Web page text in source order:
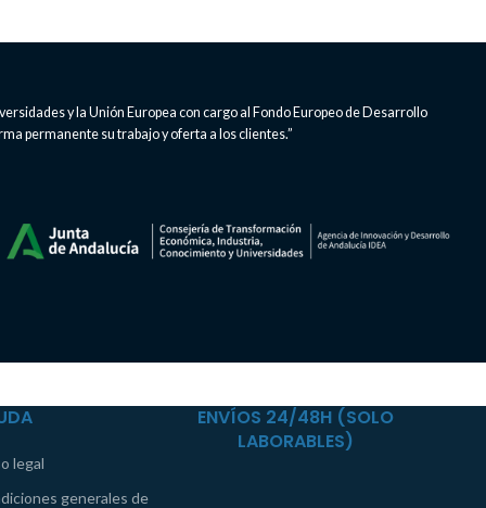
y la Unión Europea con cargo al Fondo Europeo de Desarrollo
permanente su trabajo y oferta a los clientes.”
legal
generales de
ENVÍOS 24/48H (SOLO
LABORABLES)